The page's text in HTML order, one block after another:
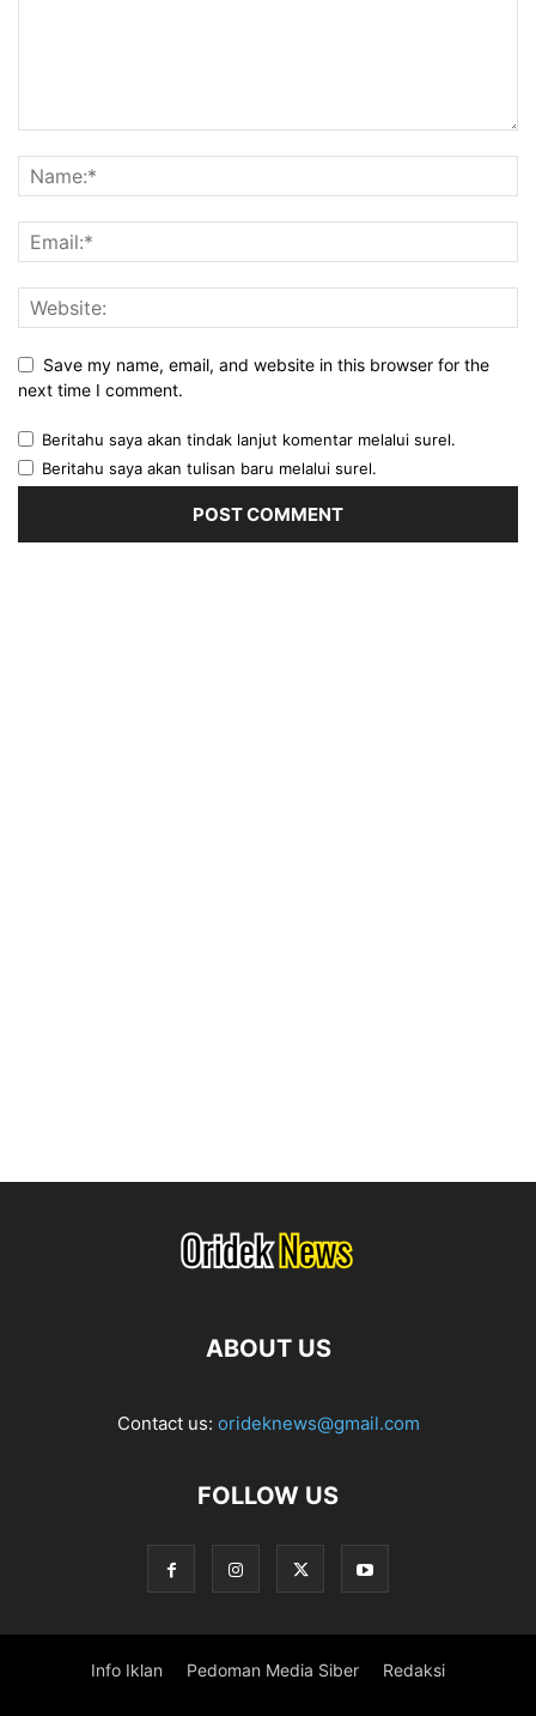
Save my name, email, and website in this browser for the
next time I comment.
Beritahu saya akan tindak lanjut komentar melalui surel.
Beritahu saya akan tulisan baru melalui surel.
ABOUT US
Contact us: orideknews@gmail.com
FOLLOW US
Info Iklan Pedoman Media Siber Redaksi